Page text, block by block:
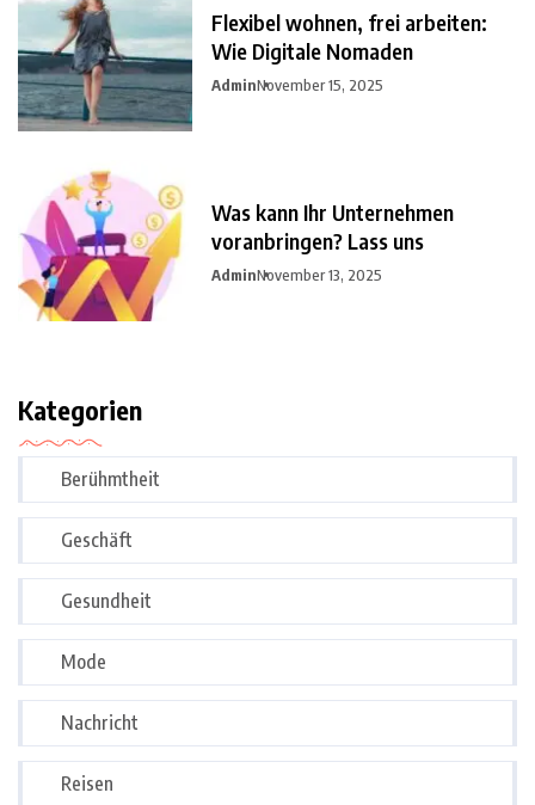
Flexibel wohnen, frei arbeiten:
Wie Digitale Nomaden
AdminNovember 15, 2025
Was kann Ihr Unternehmen
voranbringen? Lass uns
AdminNovember 13, 2025
Kategorien
Berühmtheit
Geschäft
Gesundheit
Mode
Nachricht
Reisen